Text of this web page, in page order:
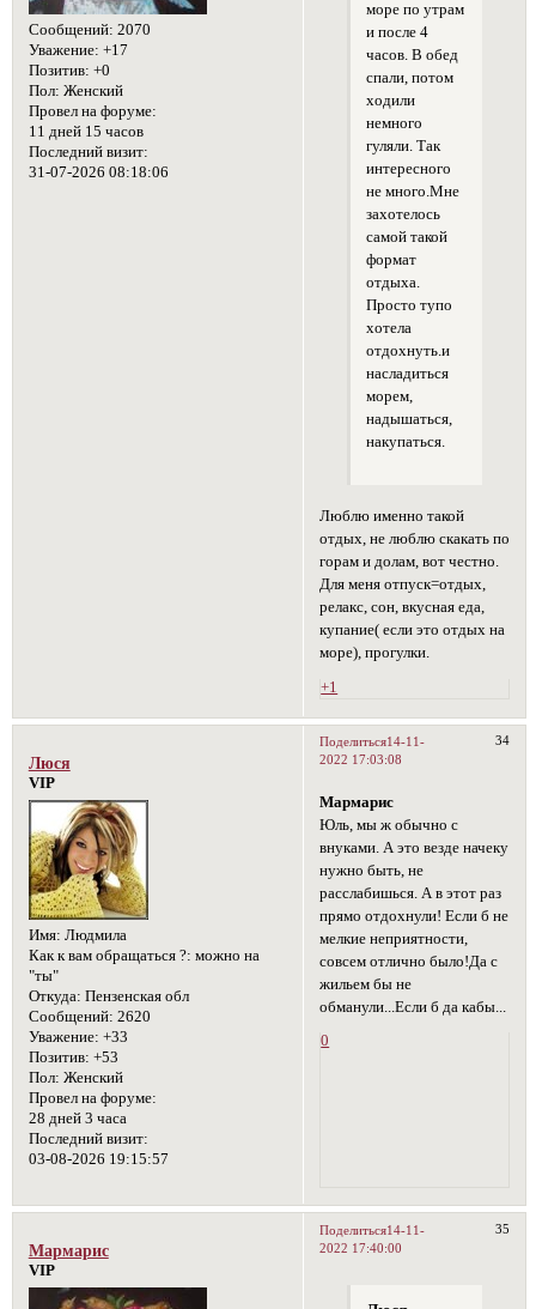
Сообщений: 2070
Уважение: +17
Позитив: +0
Пол: Женский
Провел на форуме:
11 дней 15 часов
Последний визит:
31-07-2026 08:18:06
море по утрам
и после 4
часов. В обед
спали, потом
ходили
немного
гуляли. Так
интересного
не много.Мне
захотелось
самой такой
формат
отдыха.
Просто тупо
хотела
отдохнуть.и
насладиться
морем,
надышаться,
накупаться.
Люблю именно такой
отдых, не люблю скакать по
горам и долам, вот честно.
Для меня отпуск=отдых,
релакс, сон, вкусная еда,
купание( если это отдых на
море), прогулки.
+1
Поделиться 34
14-11-
2022 17:03:08
Люся
VIP
Имя: Людмила
Как к вам обращаться ?: можно на
"ты"
Откуда: Пензенская обл
Сообщений: 2620
Уважение: +33
Позитив: +53
Пол: Женский
Провел на форуме:
28 дней 3 часа
Последний визит:
03-08-2026 19:15:57
Мармарис
Юль, мы ж обычно с
внуками. А это везде начеку
нужно быть, не
расслабишься. А в этот раз
прямо отдохнули! Если б не
мелкие неприятности,
совсем отлично было!Да с
жильем бы не
обманули...Если б да кабы...
0
Поделиться 35
14-11-
2022 17:40:00
Мармарис
VIP